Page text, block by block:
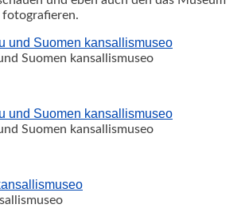
fotografieren.
Suomen kansallismuseo
Suomen kansallismuseo